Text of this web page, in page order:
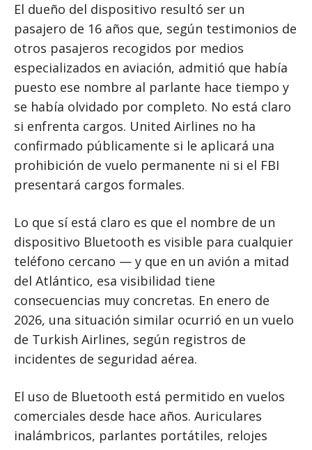
El dueño del dispositivo resultó ser un
pasajero de 16 años que, según testimonios de
otros pasajeros recogidos por medios
especializados en aviación, admitió que había
puesto ese nombre al parlante hace tiempo y
se había olvidado por completo. No está claro
si enfrenta cargos. United Airlines no ha
confirmado públicamente si le aplicará una
prohibición de vuelo permanente ni si el FBI
presentará cargos formales.
Lo que sí está claro es que el nombre de un
dispositivo Bluetooth es visible para cualquier
teléfono cercano — y que en un avión a mitad
del Atlántico, esa visibilidad tiene
consecuencias muy concretas. En enero de
2026, una situación similar ocurrió en un vuelo
de Turkish Airlines, según registros de
incidentes de seguridad aérea.
El uso de Bluetooth está permitido en vuelos
comerciales desde hace años. Auriculares
inalámbricos, parlantes portátiles, relojes